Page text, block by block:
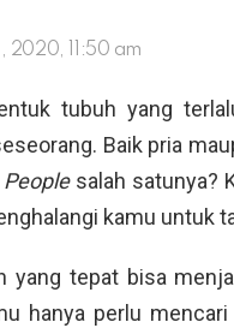
2020, 11:50 am
tubuh yang
Baik pria
salah satunya?
kamu untuk
yang tepat bisa
hanya perlu